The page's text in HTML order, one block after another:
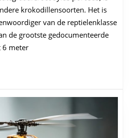
grootste
krokodillensoorten. Het is
van de reptielenklasse
de grootste gedocumenteerde
6 meter